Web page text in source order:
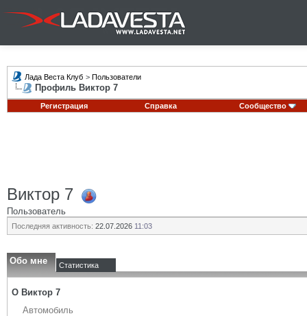
Лада Веста Клуб > Пользователи
Профиль Виктор 7
Регистрация Справка Сообщество
Виктор 7
Пользователь
Последняя активность: 22.07.2026 11:03
Обо мне Статистика
О Виктор 7
Автомобиль